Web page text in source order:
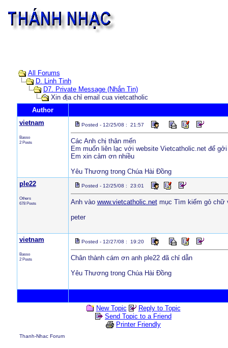
All Forums
D. Linh Tinh
D7. Private Message (Nhắn Tin)
Xin địa chỉ email cua vietcatholic
Author
vietnam
Basso
2 Posts
Posted - 12/25/08 : 21:57
Các Anh chị thân mến
Em muốn liên lạc với website Vietcatholic.net để
Em xin cảm ơn nhiều
Yêu Thương trong Chúa Hài Đồng
ple22
Others
678 Posts
Posted - 12/25/08 : 23:01
Anh vào www.vietcatholic.netmục Tìm kiếm gỏ chữ
peter
vietnam
Basso
2 Posts
Posted - 12/27/08 : 19:20
Chân thành cám ơn anh ple22 đã chỉ dẫn
Yêu Thương trong Chúa Hài Đồng
New Topic
Reply to Topic
Send Topic to a Friend
Printer Friendly
Thanh-Nhac Forum